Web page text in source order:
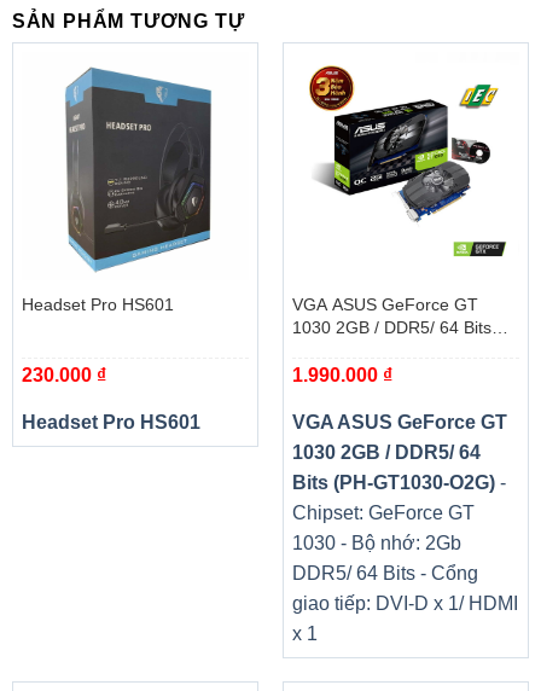
Độ nhạy microphone
SẢN PHẨM TƯƠNG TỰ
Headset Pro HS601
230.000 ₫
Headset Pro HS601
VGA ASUS GeForce GT
1030 2GB / DDR5/ 64 Bits
1.990.000 ₫
VGA ASUS GeForce GT
1030 2GB / DDR5/ 64
Bits (PH-GT1030-O2G)-
Chipset: GeForce GT
1030 - Bộ nhớ: 2Gb
DDR5/ 64 Bits - Cổng
giao tiếp: DVI-D x 1/ HDMI
x 1